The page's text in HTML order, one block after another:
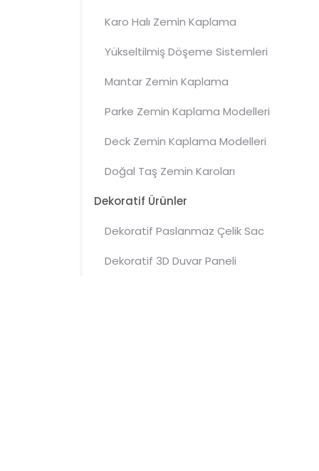
Karo Halı Zemin Kaplama
Modelleri
Yükseltilmiş Döşeme Sistemleri
Mantar Zemin Kaplama
Parke Zemin Kaplama Modelleri
Deck Zemin Kaplama Modelleri
Doğal Taş Zemin Karoları
Dekoratif Ürünler
Dekoratif Paslanmaz Çelik Sac
Dekoratif 3D Duvar Paneli